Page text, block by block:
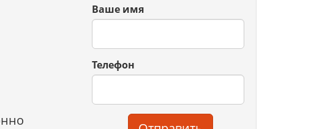
Ваше имя
Телефон